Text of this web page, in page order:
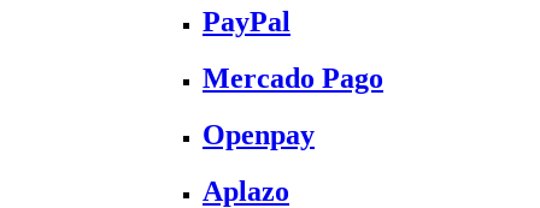
PayPal
Mercado Pago
Openpay
Aplazo